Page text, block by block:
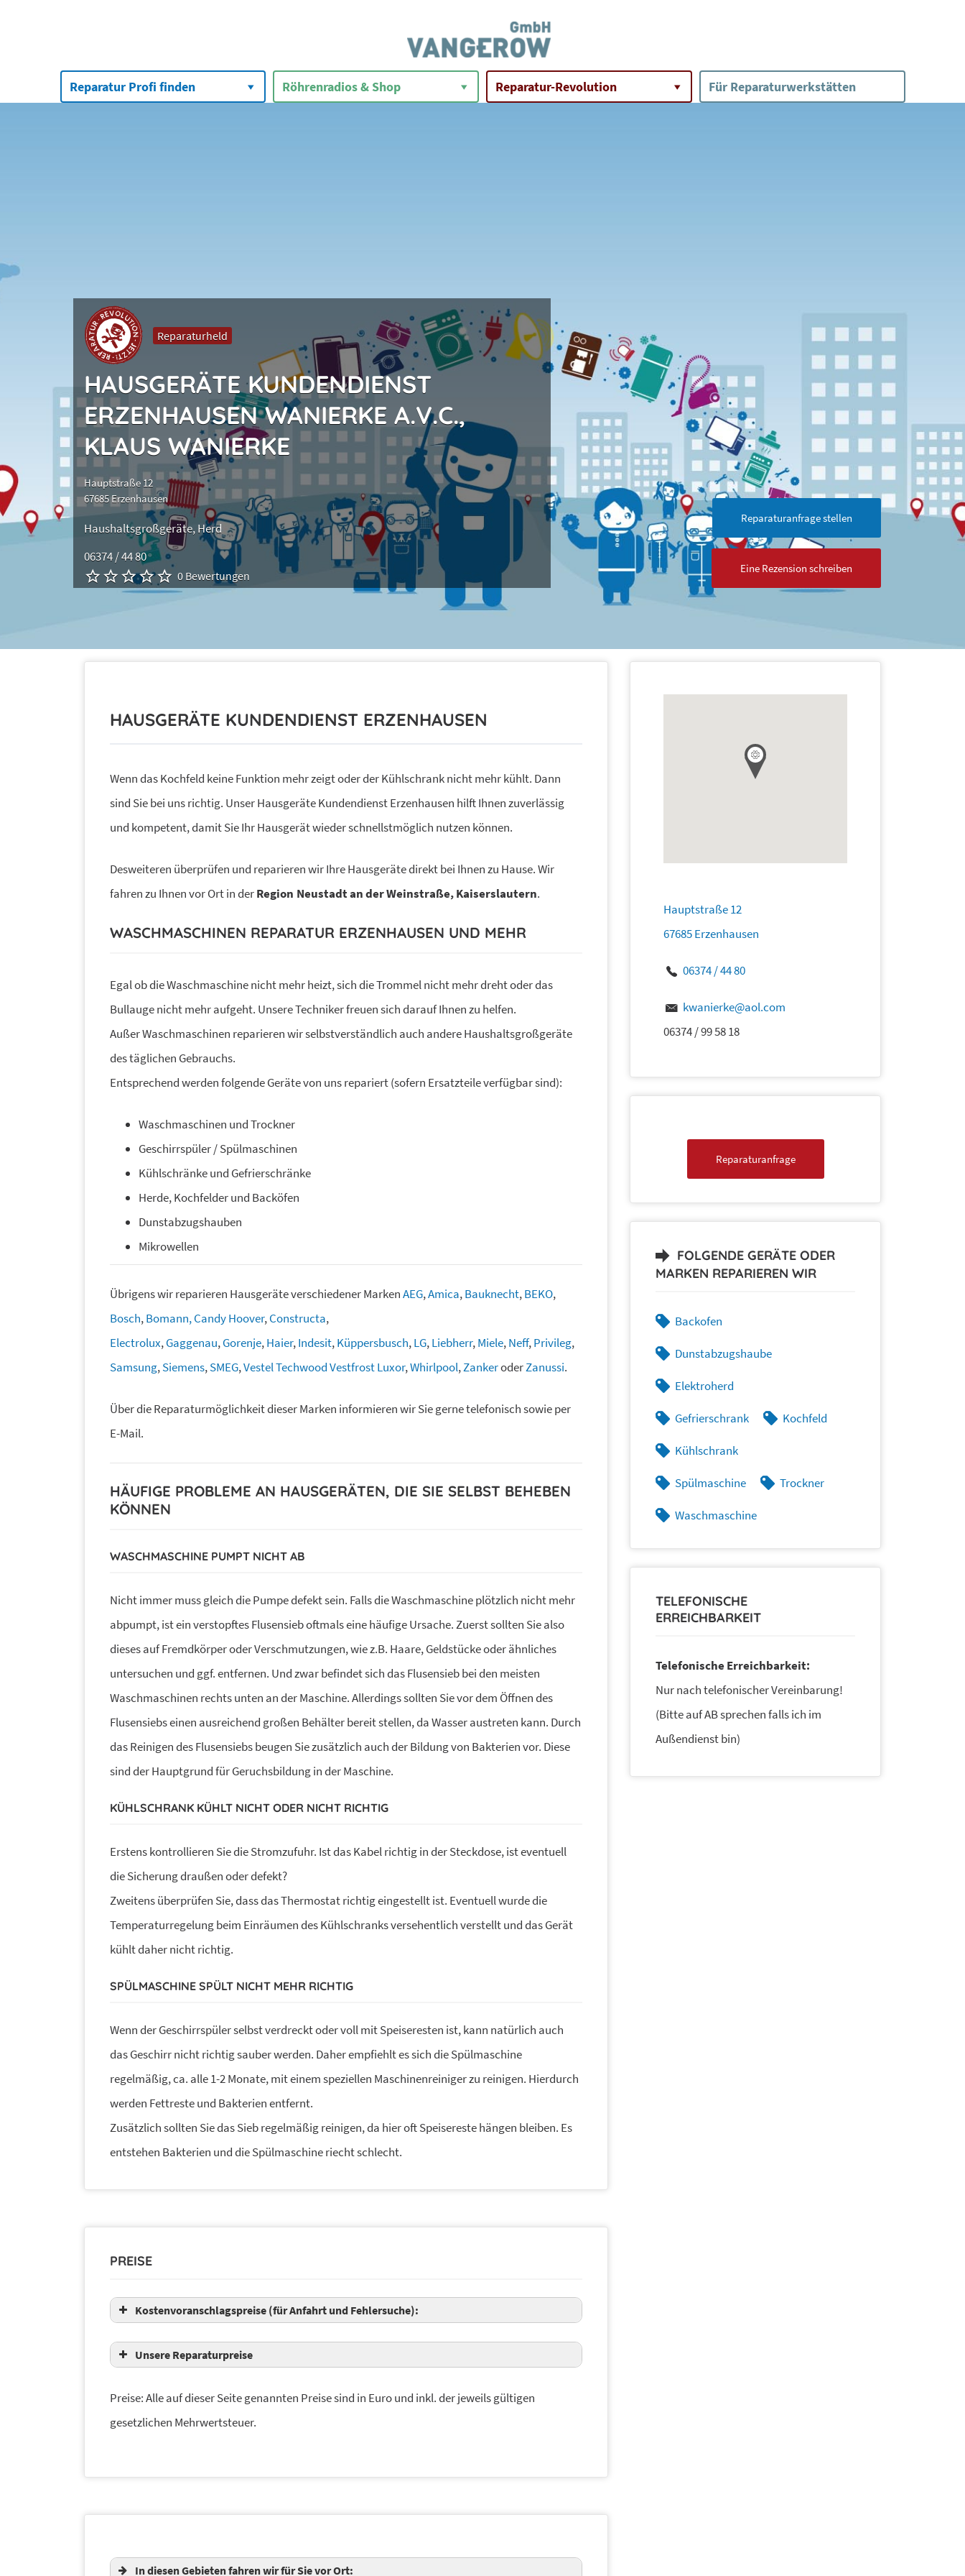
Reparatur Profi finden Röhrenradios & Shop Reparatur-Revolution Für Reparaturwerkstätten
Reparaturheld
HAUSGERÄTE KUNDENDIENST
ERZENHAUSEN WANIERKE A.V.C.,
KLAUS WANIERKE
Hauptstraße 12
67685 Erzenhausen
Haushaltsgroßgeräte Herd
06374 / 44 80
0 Bewertungen
Reparaturanfrage stellen
Eine Rezension schreiben
HAUSGERÄTE KUNDENDIENST ERZENHAUSEN
Wenn das Kochfeld keine Funktion mehr zeigt oder der Kühlschrank nicht mehr kühlt. Dann
sind Sie bei uns richtig. Unser Hausgeräte Kundendienst Erzenhausen hilft Ihnen zuverlässig
und kompetent, damit Sie Ihr Hausgerät wieder schnellstmöglich nutzen können.
Desweiteren überprüfen und reparieren wir Ihre Hausgeräte direkt bei Ihnen zu Hause. Wir
fahren zu Ihnen vor Ort in derRegion Neustadt an der Weinstraße, Kaiserslautern.
WASCHMASCHINEN REPARATUR ERZENHAUSEN UND MEHR
Egal ob die Waschmaschine nicht mehr heizt, sich die Trommel nicht mehr dreht oder das
Bullauge nicht mehr aufgeht. Unsere Techniker freuen sich darauf Ihnen zu helfen.
Außer Waschmaschinen reparieren wir selbstverständlich auch andere Haushaltsgroßgeräte
des täglichen Gebrauchs.
Entsprechend werden folgende Geräte von uns repariert (sofern Ersatzteile verfügbar sind):
Waschmaschinen und Trockner
Geschirrspüler / Spülmaschinen
Kühlschränke und Gefrierschränke
Herde, Kochfelder und Backöfen
Dunstabzugshauben
Mikrowellen
Übrigens wir reparieren Hausgeräte verschiedener MarkenAEG,Amica,Bauknecht,BEKO,
Bosch,Bomann,Candy Hoover,Constructa,
Electrolux,Gaggenau,Gorenje,Haier,Indesit,Küppersbusch,LG,Liebherr,Miele,Neff,Privileg,
Samsung,Siemens,SMEG,Vestel Techwood Vestfrost Luxor,Whirlpool,ZankeroderZanussi.
Über die Reparaturmöglichkeit dieser Marken informieren wir Sie gerne telefonisch sowie per
E-Mail.
HÄUFIGE PROBLEME AN HAUSGERÄTEN, DIE SIE SELBST BEHEBEN
KÖNNEN
WASCHMASCHINE PUMPT NICHT AB
Nicht immer muss gleich die Pumpe defekt sein. Falls die Waschmaschine plötzlich nicht mehr
abpumpt, ist ein verstopftes Flusensieb oftmals eine häufige Ursache. Zuerst sollten Sie also
dieses auf Fremdkörper oder Verschmutzungen, wie z.B. Haare, Geldstücke oder ähnliches
untersuchen und ggf. entfernen. Und zwar befindet sich das Flusensieb bei den meisten
Waschmaschinen rechts unten an der Maschine. Allerdings sollten Sie vor dem Öffnen des
Flusensiebs einen ausreichend großen Behälter bereit stellen, da Wasser austreten kann. Durch
das Reinigen des Flusensiebs beugen Sie zusätzlich auch der Bildung von Bakterien vor. Diese
sind der Hauptgrund für Geruchsbildung in der Maschine.
KÜHLSCHRANK KÜHLT NICHT ODER NICHT RICHTIG
Erstens kontrollieren Sie die Stromzufuhr. Ist das Kabel richtig in der Steckdose, ist eventuell
die Sicherung draußen oder defekt?
Zweitens überprüfen Sie, dass das Thermostat richtig eingestellt ist. Eventuell wurde die
Temperaturregelung beim Einräumen des Kühlschranks versehentlich verstellt und das Gerät
kühlt daher nicht richtig.
SPÜLMASCHINE SPÜLT NICHT MEHR RICHTIG
Wenn der Geschirrspüler selbst verdreckt oder voll mit Speiseresten ist, kann natürlich auch
das Geschirr nicht richtig sauber werden. Daher empfiehlt es sich die Spülmaschine
regelmäßig, ca. alle 1-2 Monate, mit einem speziellen Maschinenreiniger zu reinigen. Hierdurch
werden Fettreste und Bakterien entfernt.
Zusätzlich sollten Sie das Sieb regelmäßig reinigen, da hier oft Speisereste hängen bleiben. Es
entstehen Bakterien und die Spülmaschine riecht schlecht.
PREISE
Kostenvoranschlagspreise (für Anfahrt und Fehlersuche):
Unsere Reparaturpreise
Preise: Alle auf dieser Seite genannten Preise sind in Euro und inkl. der jeweils gültigen
gesetzlichen Mehrwertsteuer.
In diesen Gebieten fahren wir für Sie vor Ort:
Hauptstraße 12
67685 Erzenhausen
06374 / 44 80
kwanierke@aol.com
06374 / 99 58 18
Reparaturanfrage
FOLGENDE GERÄTE ODER
MARKEN REPARIEREN WIR
Backofen
Dunstabzugshaube
Elektroherd
Gefrierschrank Kochfeld
Kühlschrank
Spülmaschine Trockner
Waschmaschine
TELEFONISCHE
ERREICHBARKEIT
Telefonische Erreichbarkeit:
Nur nach telefonischer Vereinbarung!
(Bitte auf AB sprechen falls ich im
Außendienst bin)